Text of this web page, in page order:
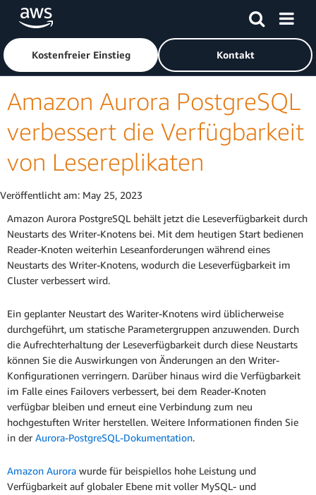
Überspringen zum Hauptinhalt
Klicken Sie hier, um zur Homepage von Amazon Web
Kostenfreier Einstieg Kontakt
Amazon Aurora PostgreSQL
verbessert die Verfügbarkeit
von Lesereplikaten
Veröffentlicht am: May 25, 2023
Amazon Aurora PostgreSQL behält jetzt die Leseverfügbarkeit durch
Neustarts des Writer-Knotens bei. Mit dem heutigen Start bedienen
Reader-Knoten weiterhin Leseanforderungen während eines
Neustarts des Writer-Knotens, wodurch die Leseverfügbarkeit im
Cluster verbessert wird.
Ein geplanter Neustart des Wariter-Knotens wird üblicherweise
durchgeführt, um statische Parametergruppen anzuwenden. Durch
die Aufrechterhaltung der Leseverfügbarkeit durch diese Neustarts
können Sie die Auswirkungen von Änderungen an den Writer-
Konfigurationen verringern. Darüber hinaus wird die Verfügbarkeit
im Falle eines Failovers verbessert, bei dem Reader-Knoten
verfügbar bleiben und erneut eine Verbindung zum neu
hochgestuften Writer herstellen. Weitere Informationen finden Sie
in der Aurora-PostgreSQL-Dokumentation.
Amazon Aurora wurde für beispiellos hohe Leistung und
Verfügbarkeit auf globaler Ebene mit voller MySQL- und